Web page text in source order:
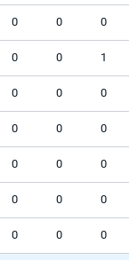
0 0 0
0 0 1
0 0 0
0 0 0
0 0 0
0 0 0
0 0 0